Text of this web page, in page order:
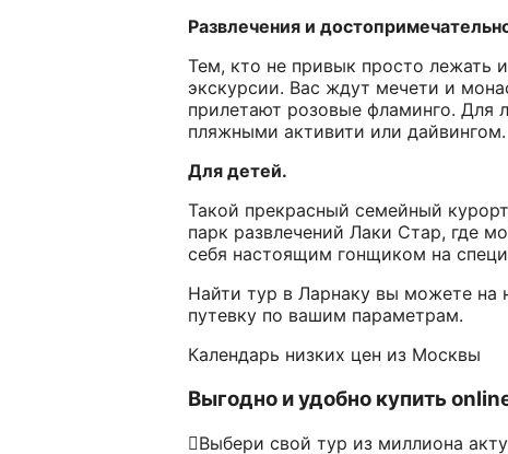
Развлечения и
Тем, кто не привык просто лежать
экскурсии. Вас ждут мечети и
прилетают розовые фламинго. Для
пляжными активити или дайвингом.
Для детей.
Такой прекрасный семейный
парк развлечений Лаки Стар, где
себя настоящим гонщиком на
Найти тур в Ларнаку вы можете на
путевку по вашим параметрам.
Календарь низких цен из Москвы
Выгодно и удобно купить
Выбери свой тур из миллиона